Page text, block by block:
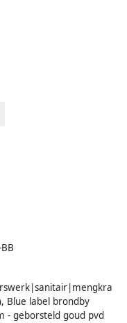
Blue label brondby
- geborsteld goud pvd